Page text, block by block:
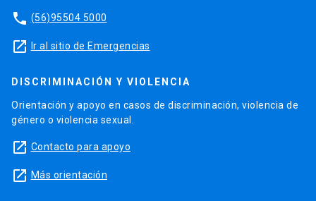
phone (56)95504 5000
launch Ir al sitio de Emergencias
DISCRIMINACIÓN Y VIOLENCIA
Orientación y apoyo en casos de discriminación, violencia de
género o violencia sexual.
launch Contacto para apoyo
launch Más orientación